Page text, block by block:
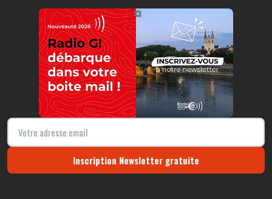
https://radio-g.fr?14060
⧉
Inscription Newsletter gratuite